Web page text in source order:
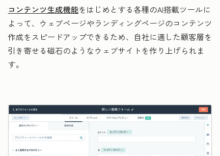
コンテンツ生成機能をはじめとする各種のAI搭載ツールに
よって、ウェブページやランディングページのコンテンツ
作成をスピードアップできるため、自社に適した顧客層を
引き寄せる磁石のようなウェブサイトを作り上げられま
す。